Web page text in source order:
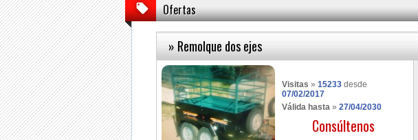
Ofertas
» Remolque dos ejes
Visitas » 15233 desde
07/02/2017
Válida hasta » 27/04/2030
Consúltenos